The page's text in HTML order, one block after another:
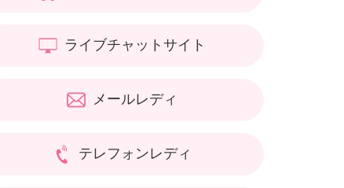
ライブチャットサイト
メールレディ
テレフォンレディ